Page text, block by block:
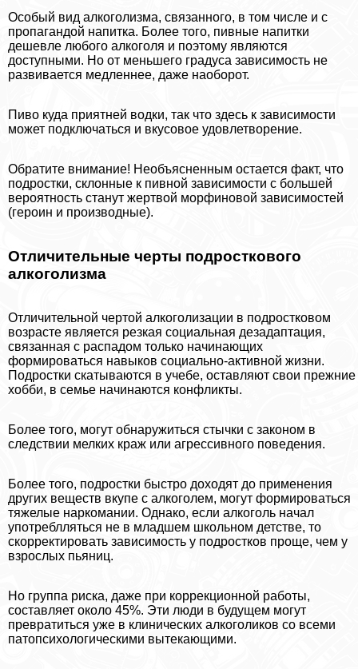
Особый вид алкоголизма, связанного, в том числе и с
пропагандой напитка. Более того, пивные напитки
дешевле любого алкоголя и поэтому являются
доступными. Но от меньшего градуса зависимость не
развивается медленнее, даже наоборот.
Пиво куда приятней водки, так что здесь к зависимости
может подключаться и вкусовое удовлетворение.
Обратите внимание! Необъясненным остается факт, что
подростки, склонные к пивной зависимости с большей
вероятность станут жертвой морфиновой зависимостей
(героин и производные).
Отличительные черты подросткового
алкоголизма
Отличительной чертой алкоголизации в подростковом
возрасте является резкая социальная дезадаптация,
связанная с распадом только начинающих
формироваться навыков социально-активной жизни.
Подростки скатываются в учебе, оставляют свои прежние
хобби, в семье начинаются конфликты.
Более того, могут обнаружиться стычки с законом в
следствии мелких краж или агрессивного поведения.
Более того, подростки быстро доходят до применения
других веществ вкупе с алкоголем, могут формироваться
тяжелые наркомании. Однако, если алкоголь начал
употрeблляться не в младшем школьном детстве, то
скорректировать зависимость у подростков проще, чем у
взрослых пьяниц.
Но группа риска, даже при коррекционной работы,
составляет около 45%. Эти люди в будущем могут
превратиться уже в клинических алкоголиков со всеми
патопсихологическими вытекающими.